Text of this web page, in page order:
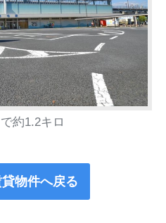
約1.2キロ
物件へ戻る